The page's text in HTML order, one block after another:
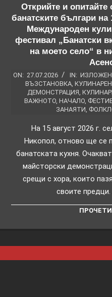
Открийте и опитайте
банатските българи на
Международен
фестивал „Банатски
на моето село“ в
ON: 27.07.2026 IN:
ВЪЗСТАНОВКА
ДЕМОНСТРАЦИЯ
ВАЖНОТО, НАЧАЛО,
ЗАНАЯТИ
На 15 август 2026 г.
Никопол, отново ще се
банатската кухня.
майсторски
срещи с хора, които
своите